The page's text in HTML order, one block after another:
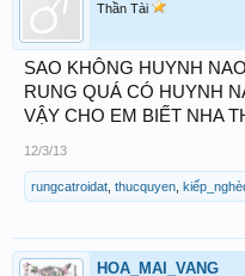
Thần Tài
SAO KHÔNG HUYNH
RUNG QUÁ CÓ HUYNH
VẬY CHO EM BIẾT NHA
12/3/13
rungcatroidat thucquyen
HOA_MAI_VANG